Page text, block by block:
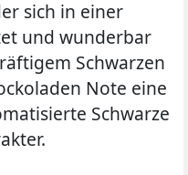
sich in einer
und wunderbar
Schwarzen
Note eine
Schwarze